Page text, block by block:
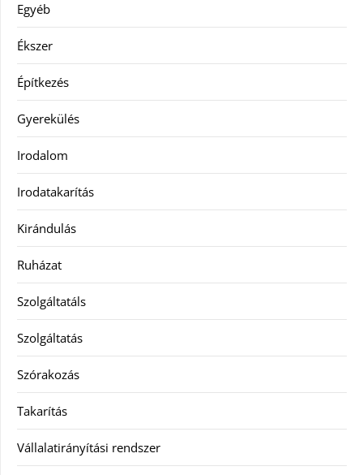
Egyéb
Ékszer
Építkezés
Gyerekülés
Irodalom
Irodatakarítás
Kirándulás
Ruházat
Szolgáltatáls
Szolgáltatás
Szórakozás
Takarítás
Vállalatirányítási rendszer